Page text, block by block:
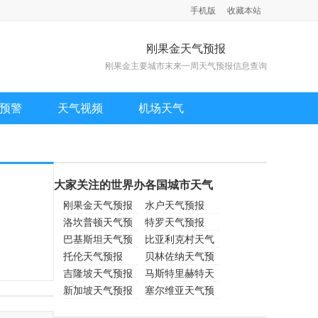
手机版 收藏本站
刚果金天气预报
刚果金主要城市末来一周天气预报信息查询
警 天气视频 机场天气
大家关注的世界办各国城市天气
刚果金天气预报
水户天气预报
洛坎普顿天气预
报
特罗天气预报
巴基斯坦天气预
报
比亚利克村天气
预报
托伦天气预报
贝林佐纳天气预
报
吉隆坡天气预报
马斯特里赫特天
气预报
新加坡天气预报
塞尔维亚天气预